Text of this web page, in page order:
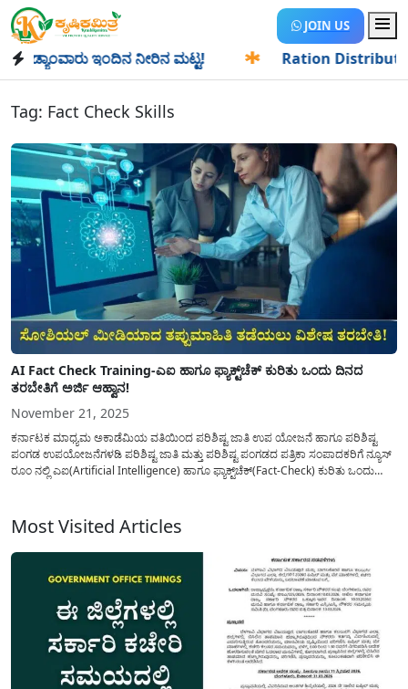
JOIN US
ಇಂದಿನ ನೀರಿನ ಮಟ್ಟ! Ration Distribution-
Tag: Fact Check Skills
AI Fact Check Training-ಎಐ ಹಾಗೂ ಫ್ಯಾಕ್ಟ್‌ಚೆಕ್‌ ಕುರಿತು ಒಂದು ದಿನದ
ತರಬೇತಿಗೆ ಅರ್ಜಿ ಆಹ್ವಾನ!
November 21, 2025
ಕರ್ನಾಟಕ ಮಾಧ್ಯಮ ಅಕಾಡೆಮಿಯ ವತಿಯಿಂದ ಪರಿಶಿಷ್ಟ ಜಾತಿ ಉಪ ಯೋಜನೆ ಹಾಗೂ ಪರಿಶಿಷ್ಟ
ಪಂಗಡ ಉಪಯೋಜನೆಗಳಡಿ ಪರಿಶಿಷ್ಟ ಜಾತಿ ಮತ್ತು ಪರಿಶಿಷ್ಟ ಪಂಗಡದ ಪತ್ರಿಕಾ ಸಂಪಾದಕರಿಗೆ ನ್ಯೂಸ್‌
ರೂಂ ನಲ್ಲಿ ಎಐ(Artificial Intelligence) ಹಾಗೂ ಫ್ಯಾಕ್ಟ್‌ಚೆಕ್‌(Fact-Check) ಕುರಿತು ಒಂದು
Most Visited Articles